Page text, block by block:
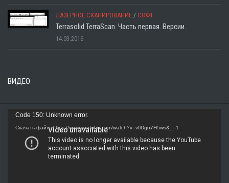
ЛАЗЕРНОЕ СКАНИРОВАНИЕ / СОФТ
Terrasolid TerraScan. Часть первая. Версии.
14.03.2016
ВИДЕО
Видеоплеер
Code 150: Unknown error.
Скачать файл: https://www.youtube.com/watch?v=vIlDgo7H5ws&_=1